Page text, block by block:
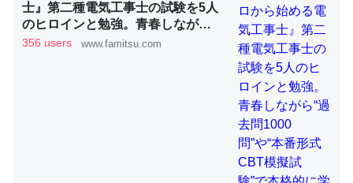
昆虫ってカルシウム少ないのか。知らんかった。調べたら
コオロギのカルシウム分はエビの600分の1程度。
─ニュース :: 【研究発表】昆虫学の大問題＝「昆虫はなぜ海にいな
論文では「淡水はカルシウムも酸素も不足してて両方に不
士』第二種電気工事士の試験を5人
のヒロインと勉強。青春しなが
ら“過去問1000問”や“本番形式CBT
356 users www.famitsu.com